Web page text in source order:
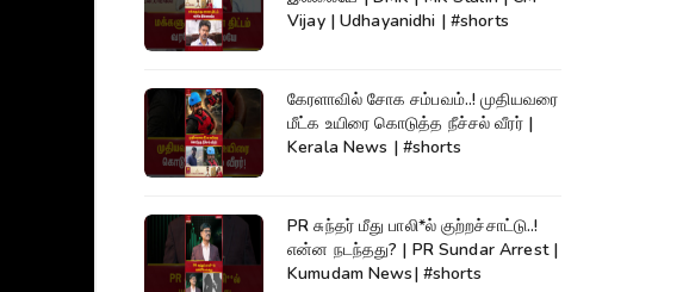
Vijay | Udhayanidhi | #shorts
கேரளாவில் சோக சம்பவம்..! முதியவரை
மீட்க உயிரை கொடுத்த நீச்சல் வீரர் |
Kerala News | #shorts
PR சுந்தர் மீது பாலி*ல் குற்றச்சாட்டு..!
என்ன நடந்தது? | PR Sundar Arrest |
Kumudam News| #shorts